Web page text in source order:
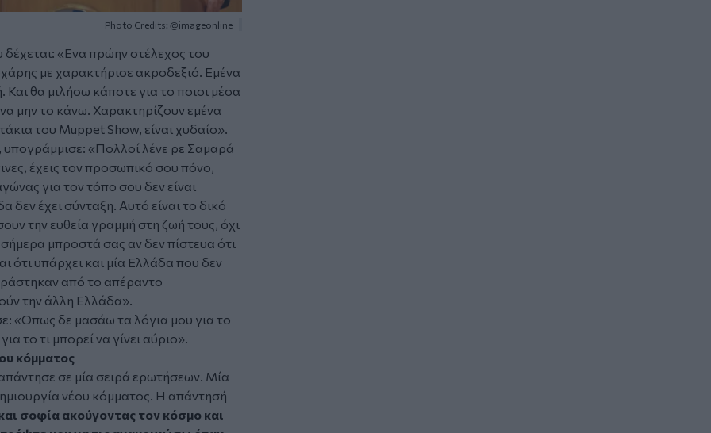
Photo Credits: @imageonline
δέχεται: «Ενα πρώην στέλεχος του
με χαρακτήρισε ακροδεξιό. Εμένα
θα μιλήσω κάποτε για το ποιοι μέσα
μην το κάνω. Χαρακτηρίζουν εμένα
του Muppet Show, είναι χυδαίο».
«Πολλοί λένε ρε Σαμαρά
έχεις τον προσωπικό σου πόνο,
για τον τόπο σου δεν είναι
δεν έχει σύνταξη. Αυτό είναι το δικό
την ευθεία γραμμή στη ζωή τους, όχι
μπροστά σας αν δεν πίστευα ότι
ότι υπάρχει και μία Ελλάδα που δεν
από το απέραντο
την άλλη Ελλάδα».
«Οπως δε μασάω τα λόγια μου για το
το τι μπορεί να γίνει αύριο».
κόμματος
σε μία σειρά ερωτήσεων. Μία
νέου κόμματος. Η απάντησή
σοφία ακούγοντας τον κόσμο και